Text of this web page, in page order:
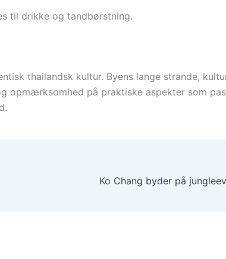
til drikke og tandbørstning.
thailandsk kultur. Byens lange strande,
på praktiske aspekter som
Ko Chang byder på